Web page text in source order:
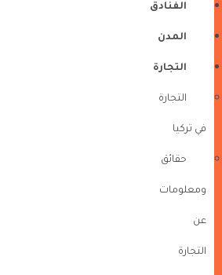
الفنادق
المدن
التجارة
التجارة
في تركيا
حقائق
ومعلومات
عن
التجارة